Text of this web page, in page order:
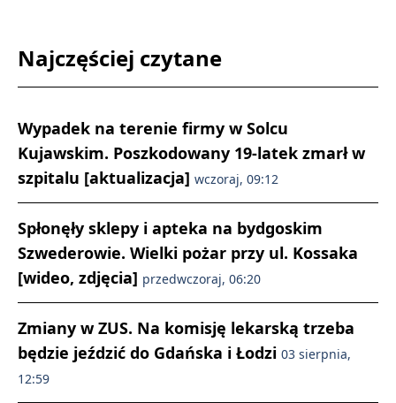
Najczęściej czytane
Wypadek na terenie firmy w Solcu
Kujawskim. Poszkodowany 19-latek zmarł w
szpitalu [aktualizacja] wczoraj, 09:12
Spłonęły sklepy i apteka na bydgoskim
Szwederowie. Wielki pożar przy ul. Kossaka
[wideo, zdjęcia] przedwczoraj, 06:20
Zmiany w ZUS. Na komisję lekarską trzeba
będzie jeździć do Gdańska i Łodzi 03 sierpnia,
12:59